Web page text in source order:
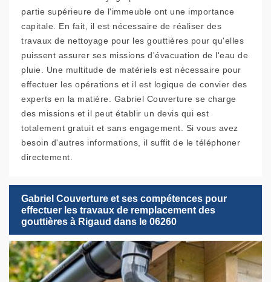
partie supérieure de l'immeuble ont une importance
capitale. En fait, il est nécessaire de réaliser des
travaux de nettoyage pour les gouttières pour qu'elles
puissent assurer ses missions d'évacuation de l'eau de
pluie. Une multitude de matériels est nécessaire pour
effectuer les opérations et il est logique de convier des
experts en la matière. Gabriel Couverture se charge
des missions et il peut établir un devis qui est
totalement gratuit et sans engagement. Si vous avez
besoin d'autres informations, il suffit de le téléphoner
directement.
Gabriel Couverture et ses compétences pour
effectuer les travaux de remplacement des
gouttières à Rigaud dans le 06260